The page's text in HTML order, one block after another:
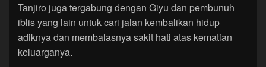
Tanjiro juga tergabung dengan Giyu dan pembunuh
iblis yang lain untuk cari jalan kembalikan hidup
adiknya dan membalasnya sakit hati atas kematian
keluarganya.